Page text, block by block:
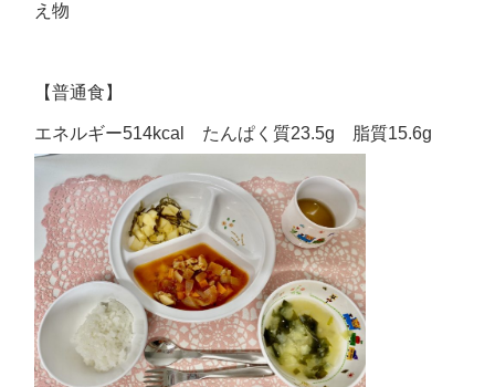
え物
【普通食】
エネルギー514kcal たんぱく質23.5g 脂質15.6g